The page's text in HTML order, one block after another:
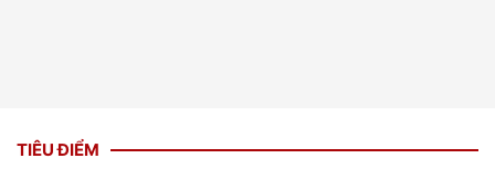
TIÊU ĐIỂM